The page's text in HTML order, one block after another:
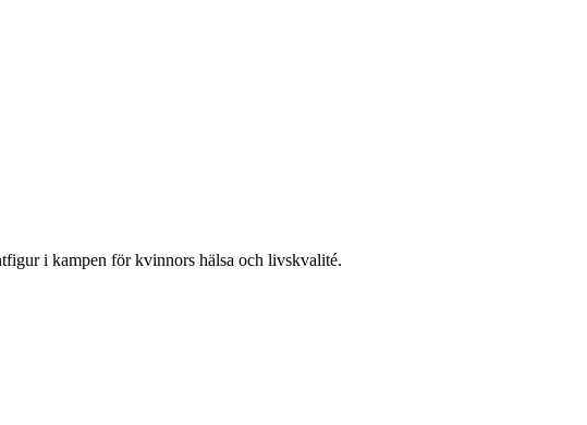
i kampen för kvinnors hälsa och livskvalité.